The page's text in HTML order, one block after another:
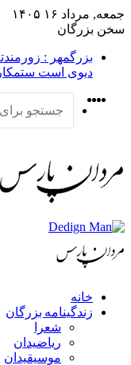
جمعه, مرداد ۱۶ ۱۴۰۵
سخن بزرگان
بزرگمهر :
دیوی است
فیس
بوک
X
خانه
زندگینامه بزرگان
شعرا
ریاضیدان
موسیقیدان